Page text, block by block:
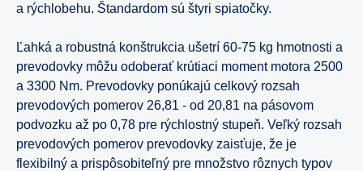
a rýchlobehu. Štandardom sú štyri spiatočky.
Ľahká a robustná konštrukcia ušetrí 60-75 kg hmotnosti a
prevodovky môžu odoberať krútiaci moment motora 2500
a 3300 Nm. Prevodovky ponúkajú celkový rozsah
prevodových pomerov 26,81 - od 20,81 na pásovom
podvozku až po 0,78 pre rýchlostný stupeň. Veľký rozsah
prevodových pomerov prevodovky zaisťuje, že je
flexibilný a prispôsobiteľný pre množstvo rôznych typov